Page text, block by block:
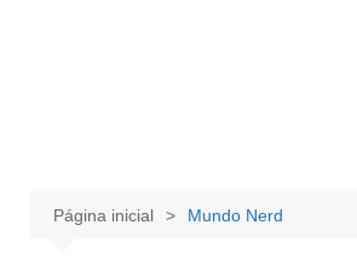
Página inicial Mundo Nerd